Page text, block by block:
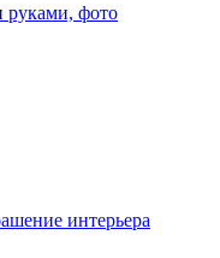
руками, фото
интерьера